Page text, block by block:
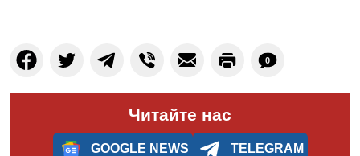
0
Читайте нас
GOOGLE NEWS TELEGRAM